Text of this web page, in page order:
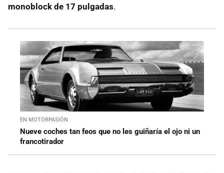
monoblock de 17 pulgadas.
EN MOTORPASIÓN
Nueve coches tan feos que no les guiñaría el ojo ni un
francotirador